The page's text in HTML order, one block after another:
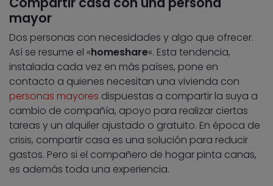
mayor
Dos personas con necesidades y algo que ofrecer.
Así se resume el «homeshare«. Esta tendencia,
instalada cada vez en más países, pone en
contacto a quienes necesitan una vivienda con
personas mayores dispuestas a compartir la suya a
cambio de compañía, apoyo para realizar ciertas
tareas y un alquiler ajustado o gratuito. En época de
crisis, compartir casa es una solución para reducir
gastos. Pero si el compañero de hogar pinta canas,
es además toda una experiencia.